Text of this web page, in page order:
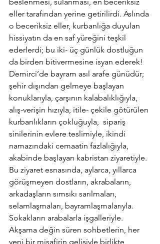
eller tarafından yerine getirilirdi. Aslında
o beceriksiz eller, kurbanlığa duyulan
hissiyatın da en saf yüreğini teşkil
ederlerdi; bu iki- üç günlük dostluğun
da birden bitivermesine isyan ederek!
Demirci’de bayram asıl arafe günüdür;
şehir dışından gelmeye başlayan
konuklarıyla, çarşının kalabalıklığıyla,
alış-verişin hızıyla, itile- çekile götürülen
kurbanlıkların çokluğuyla,  sipariş
sinilerinin evlere teslimiyle, ikindi
namazındaki cemaatin fazlalığıyla,
akabinde başlayan kabristan ziyaretiyle.
Bu ziyaret esnasında, aylarca, yıllarca
görüşmeyen dostların, akrabaların,
arkadaşların sımsıkı sarılmaları,
selamlaşmaları, bayramlaşmalarıyla.
Sokakların arabalarla işgalleriyle.
Akşama değin süren sohbetlerin, her
yeni bir misafirin gelişiyle birlikte